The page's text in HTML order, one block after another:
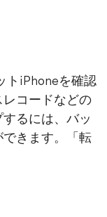
トiPhoneを確認
レコードなどの
るには、バッ
きます。「転